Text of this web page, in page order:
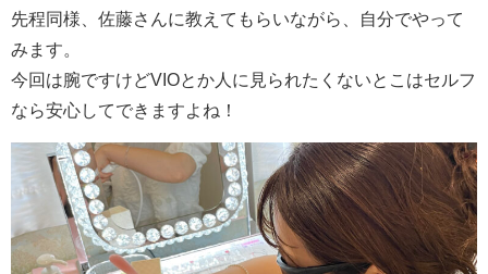
先程同様、佐藤さんに教えてもらいながら、自分でやって
みます。
今回は腕ですけどVIOとか人に見られたくないとこはセルフ
なら安心してできますよね！